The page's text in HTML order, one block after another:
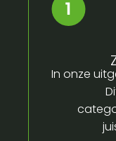
In onze